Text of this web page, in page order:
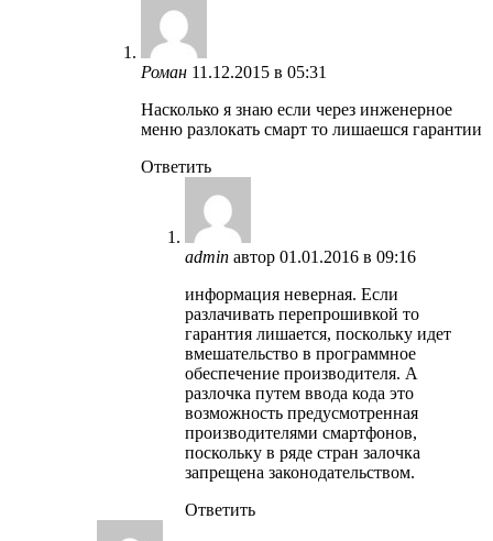
Роман 11.12.2015 в 05:31
Насколько я знаю если через инженерное
меню разлокать смарт то лишаешся гарантии
Ответить
admin автор 01.01.2016 в 09:16
информация неверная. Если
разлачивать перепрошивкой то
гарантия лишается, поскольку идет
вмешательство в программное
обеспечение производителя. А
разлочка путем ввода кода это
возможность предусмотренная
производителями смартфонов,
поскольку в ряде стран залочка
запрещена законодательством.
Ответить